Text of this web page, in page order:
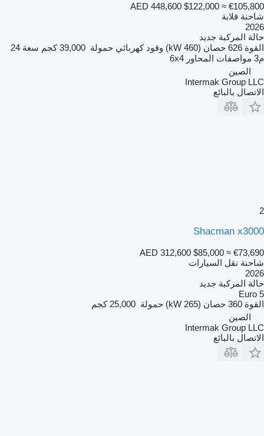
AED 448,600 $122,000 ≈ €105,800
شاحنة قلابة
2026
حالة المركبة جديد
القوة 626 حصان (460 kW) وقود كهربائي حمولة 39,000 كجم سعة 24
م3
مواصفات المحاور 6x4
الصين
Intermak Group LLC
الاتصال بالبائع
2
Shacman x3000
AED 312,600 $85,000 ≈ €73,690
شاحنة نقل السيارات
2026
حالة المركبة جديد
Euro 5
القوة 360 حصان (265 kW) حمولة 25,000 كجم
الصين
Intermak Group LLC
الاتصال بالبائع